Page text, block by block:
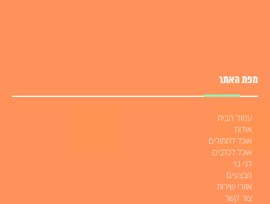
מפת האתר
עמוד הבית
אודות
אוכל לחתולים
אוכל לכלבים
דגי נוי
מבצעים
אזורי שירות
צור קשר